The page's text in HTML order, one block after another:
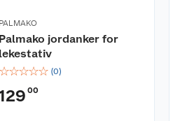
PALMAKO
Palmako jordanker for
lekestativ
☆☆☆☆☆ (0)
00